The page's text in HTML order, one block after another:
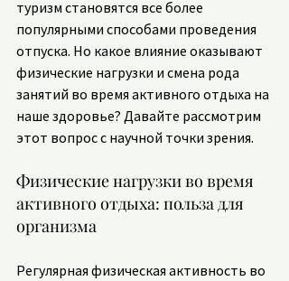
туризм становятся все более
популярными способами проведения
отпуска. Но какое влияние оказывают
физические нагрузки и смена рода
занятий во время активного отдыха на
наше здоровье? Давайте рассмотрим
этот вопрос с научной точки зрения.
Физические нагрузки во время
активного отдыха: польза для
организма
Регулярная физическая активность во